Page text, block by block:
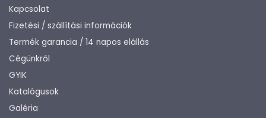
Kapcsolat
Fizetési / szállítási információk
Termék garancia / 14 napos elállás
Cégünkről
GYIK
Katalógusok
Galéria